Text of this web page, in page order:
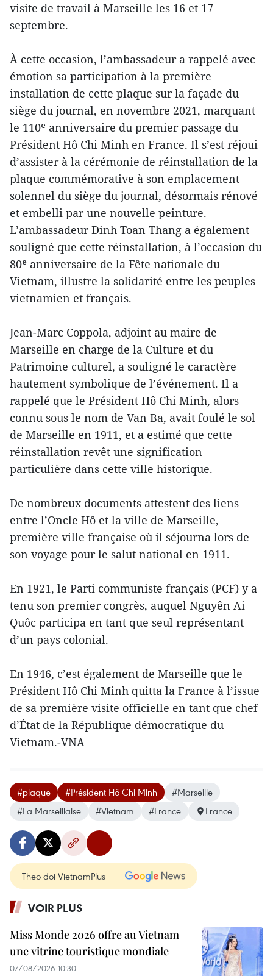
visite de travail à Marseille les 16 et 17
septembre.
À cette occasion, l’ambassadeur a rappelé avec
émotion sa participation à la première
installation de cette plaque sur la façade du
siège du journal, en novembre 2021, marquant
le 110ᵉ anniversaire du premier passage du
Président Hô Chi Minh en France. Il s’est réjoui
d’assister à la cérémonie de réinstallation de la
plaque commémorative à son emplacement
solennel du siège du journal, désormais rénové
et embelli par une nouvelle peinture.
L’ambassadeur Dinh Toan Thang a également
souligné que cette réinstallation, à l’occasion du
80ᵉ anniversaire de la Fête nationale du
Vietnam, illustre la solidarité entre les peuples
vietnamien et français.
Jean-Marc Coppola, adjoint au maire de
Marseille en charge de la Culture et du
Patrimoine culturel, a souligné le caractère
hautement symbolique de l’événement. Il a
rappelé que le Président Hô Chi Minh, alors
connu sous le nom de Van Ba, avait foulé le sol
de Marseille en 1911, et a estimé que cette
réinstallation revêt une signification
particulière dans cette ville historique.
De nombreux documents attestent des liens
entre l’Oncle Hô et la ville de Marseille,
première ville française où il séjourna lors de
son voyage pour le salut national en 1911.
En 1921, le Parti communiste français (PCF) y a
tenu son premier congrès, auquel Nguyên Ai
Quôc participa en tant que seul représentant
d’un pays colonial.
En 1946, c’est également de Marseille que le
Président Hô Chi Minh quitta la France à l’issue
de sa première visite officielle en tant que chef
d’État de la République démocratique du
Vietnam.-VNA
#plaque #Président Hô Chi Minh
#Marseille
#La Marseillaise
#Vietnam #France France
Theo dõi VietnamPlus
VOIR PLUS
Miss Monde 2026 offre au Vietnam
une vitrine touristique mondiale
07/08/2026 10:30